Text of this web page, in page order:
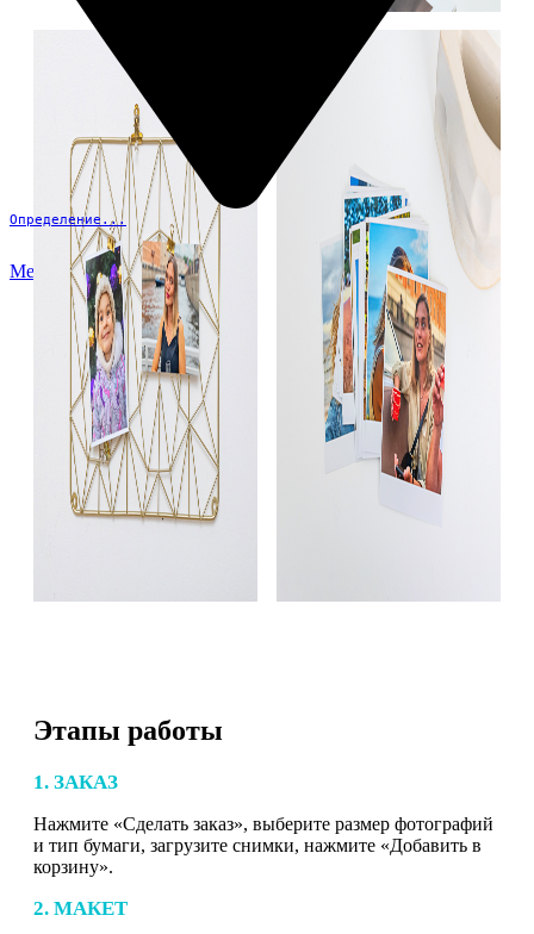
Определение...
Меню
Этапы работы
1. ЗАКАЗ
Нажмите «Сделать заказ», выберите размер фотографий
и тип бумаги, загрузите снимки, нажмите «Добавить в
корзину».
2. МАКЕТ